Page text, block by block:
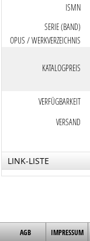
ISMN
SERIE (BAND)
OPUS / WERKVERZEICHNIS
KATALOGPREIS
VERFÜGBARKEIT
VERSAND
LINK-LISTE
AGB IMPRESSUM